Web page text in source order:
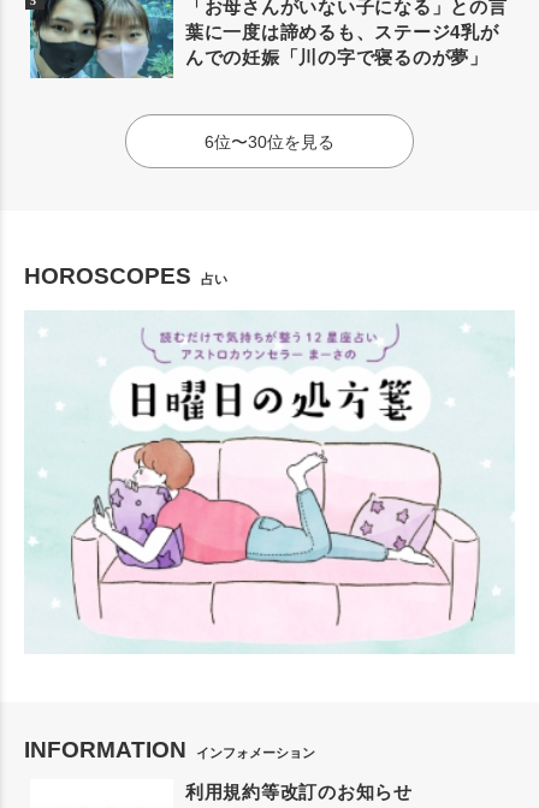
「お母さんがいない子になる」との言
葉に一度は諦めるも、ステージ4乳が
んでの妊娠「川の字で寝るのが夢」
6位〜30位を見る
HOROSCOPES 占い
INFORMATION インフォメーション
利用規約等改訂のお知らせ